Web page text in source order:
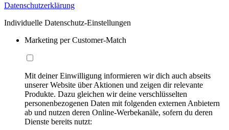
Datenschutzerklärung
Individuelle Datenschutz-Einstellungen
Marketing per Customer-Match
Mit deiner Einwilligung informieren wir dich auch abseits
unserer Website über Aktionen und zeigen dir relevante
Produkte. Dazu gleichen wir deine verschlüsselten
personenbezogenen Daten mit folgenden externen Anbietern
ab und nutzen deren Online-Werbekanäle, sofern du deren
Dienste bereits nutzt: